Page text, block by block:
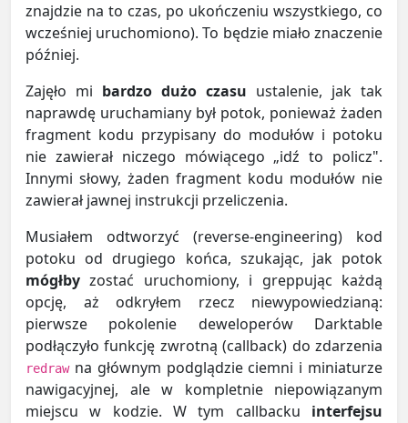
znajdzie na to czas, po ukończeniu wszystkiego, co
wcześniej uruchomiono). To będzie miało znaczenie
później.
Zajęło mi bardzo dużo czasu ustalenie, jak tak
naprawdę uruchamiany był potok, ponieważ żaden
fragment kodu przypisany do modułów i potoku
nie zawierał niczego mówiącego „idź to policz".
Innymi słowy, żaden fragment kodu modułów nie
zawierał jawnej instrukcji przeliczenia.
Musiałem odtworzyć (reverse-engineering) kod
potoku od drugiego końca, szukając, jak potok
mógłby zostać uruchomiony, i greppując każdą
opcję, aż odkryłem rzecz niewypowiedzianą:
pierwsze pokolenie deweloperów Darktable
podłączyło funkcję zwrotną (callback) do zdarzenia
redrawna głównym podglądzie ciemni i miniaturze
nawigacyjnej, ale w kompletnie niepowiązanym
miejscu w kodzie. W tym callbacku interfejsu